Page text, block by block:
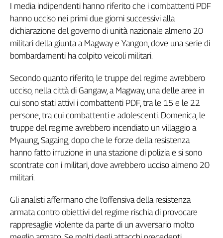
I media indipendenti hanno riferito che i combattenti PDF
hanno ucciso nei primi due giorni successivi alla
dichiarazione del governo di unità nazionale almeno 20
militari della giunta a Magway e Yangon, dove una serie di
bombardamenti ha colpito veicoli militari.
Secondo quanto riferito, le truppe del regime avrebbero
ucciso, nella città di Gangaw, a Magway, una delle aree in
cui sono stati attivi i combattenti PDF, tra le 15 e le 22
persone, tra cui combattenti e adolescenti. Domenica, le
truppe del regime avrebbero incendiato un villaggio a
Myaung, Sagaing, dopo che le forze della resistenza
hanno fatto irruzione in una stazione di polizia e si sono
scontrate con i militari, dove avrebbero ucciso almeno 20
militari.
Gli analisti affermano che l’offensiva della resistenza
armata contro obiettivi del regime rischia di provocare
rappresaglie violente da parte di un avversario molto